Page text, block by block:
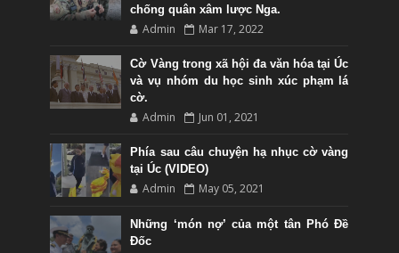
chống quân xâm lược Nga.
Admin Mar 17, 2022
Cờ Vàng trong xã hội đa văn hóa tại Úc
và vụ nhóm du học sinh xúc phạm lá
cờ.
Admin Jun 01, 2021
Phía sau câu chuyện hạ nhục cờ vàng
tại Úc (VIDEO)
Admin May 05, 2021
Những ‘món nợ’ của một tân Phó Đề
Đốc